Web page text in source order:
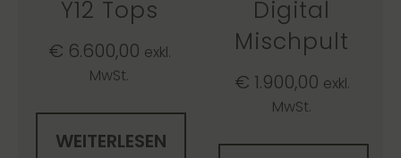
Y12 Tops
€ 6.600,00 exkl.
MwSt.
WEITERLESEN
Digital
Mischpult
€ 1.900,00 exkl.
MwSt.